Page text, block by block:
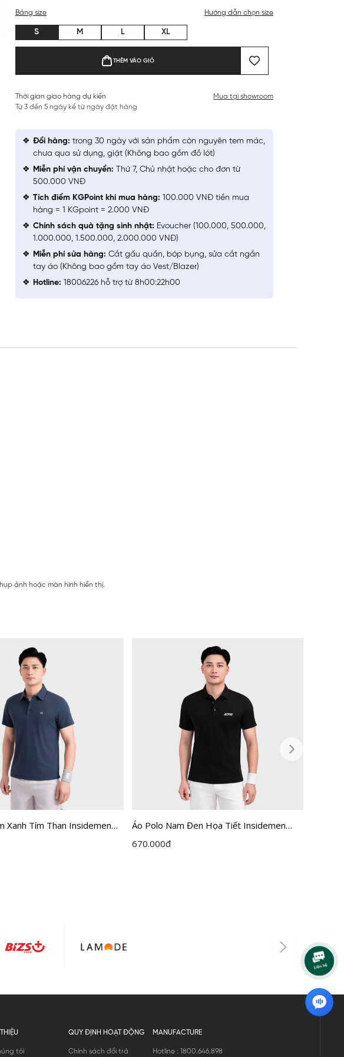
Bảng size Hướng dẫn chọn size
S M L XL
THÊM VÀO GIỎ
Thời gian giao hàng dự kiến
Từ 3 đến 5 ngày kể từ ngày đặt hàng
Mua tại showroom
Đổi hàng: trong 30 ngày với sản phẩm còn nguyên tem mác,
chưa qua sử dụng, giặt (Không bao gồm đồ lót)
Miễn phí vận chuyển: Thứ 7, Chủ nhật hoặc cho đơn từ
500.000 VNĐ
Tích điểm KGPoint khi mua hàng: 100.000 VNĐ tiền mua
hàng = 1 KGpoint = 2.000 VNĐ
Chính sách quà tặng sinh nhật: Evoucher (100.000, 500.000,
1.000.000, 1.500.000, 2.000.000 VNĐ)
Miễn phí sửa hàng: Cắt gấu quần, bóp bụng, sửa cắt ngắn
tay áo (Không bao gồm tay áo Vest/Blazer)
Hotline: 18006226 hỗ trợ từ 8h00:22h00
ảnh hoặc màn hình hiển thị.
Xanh Tím Than Insidemen
Áo Polo Nam Đen Họa Tiết Insidemen
Active IPS115EDP01
670.000đ
tôi
QUY ĐỊNH HOẠT ĐỘNG
Chính sách đổi trả
MANUFACTURE
Hotline : 1800.646.898